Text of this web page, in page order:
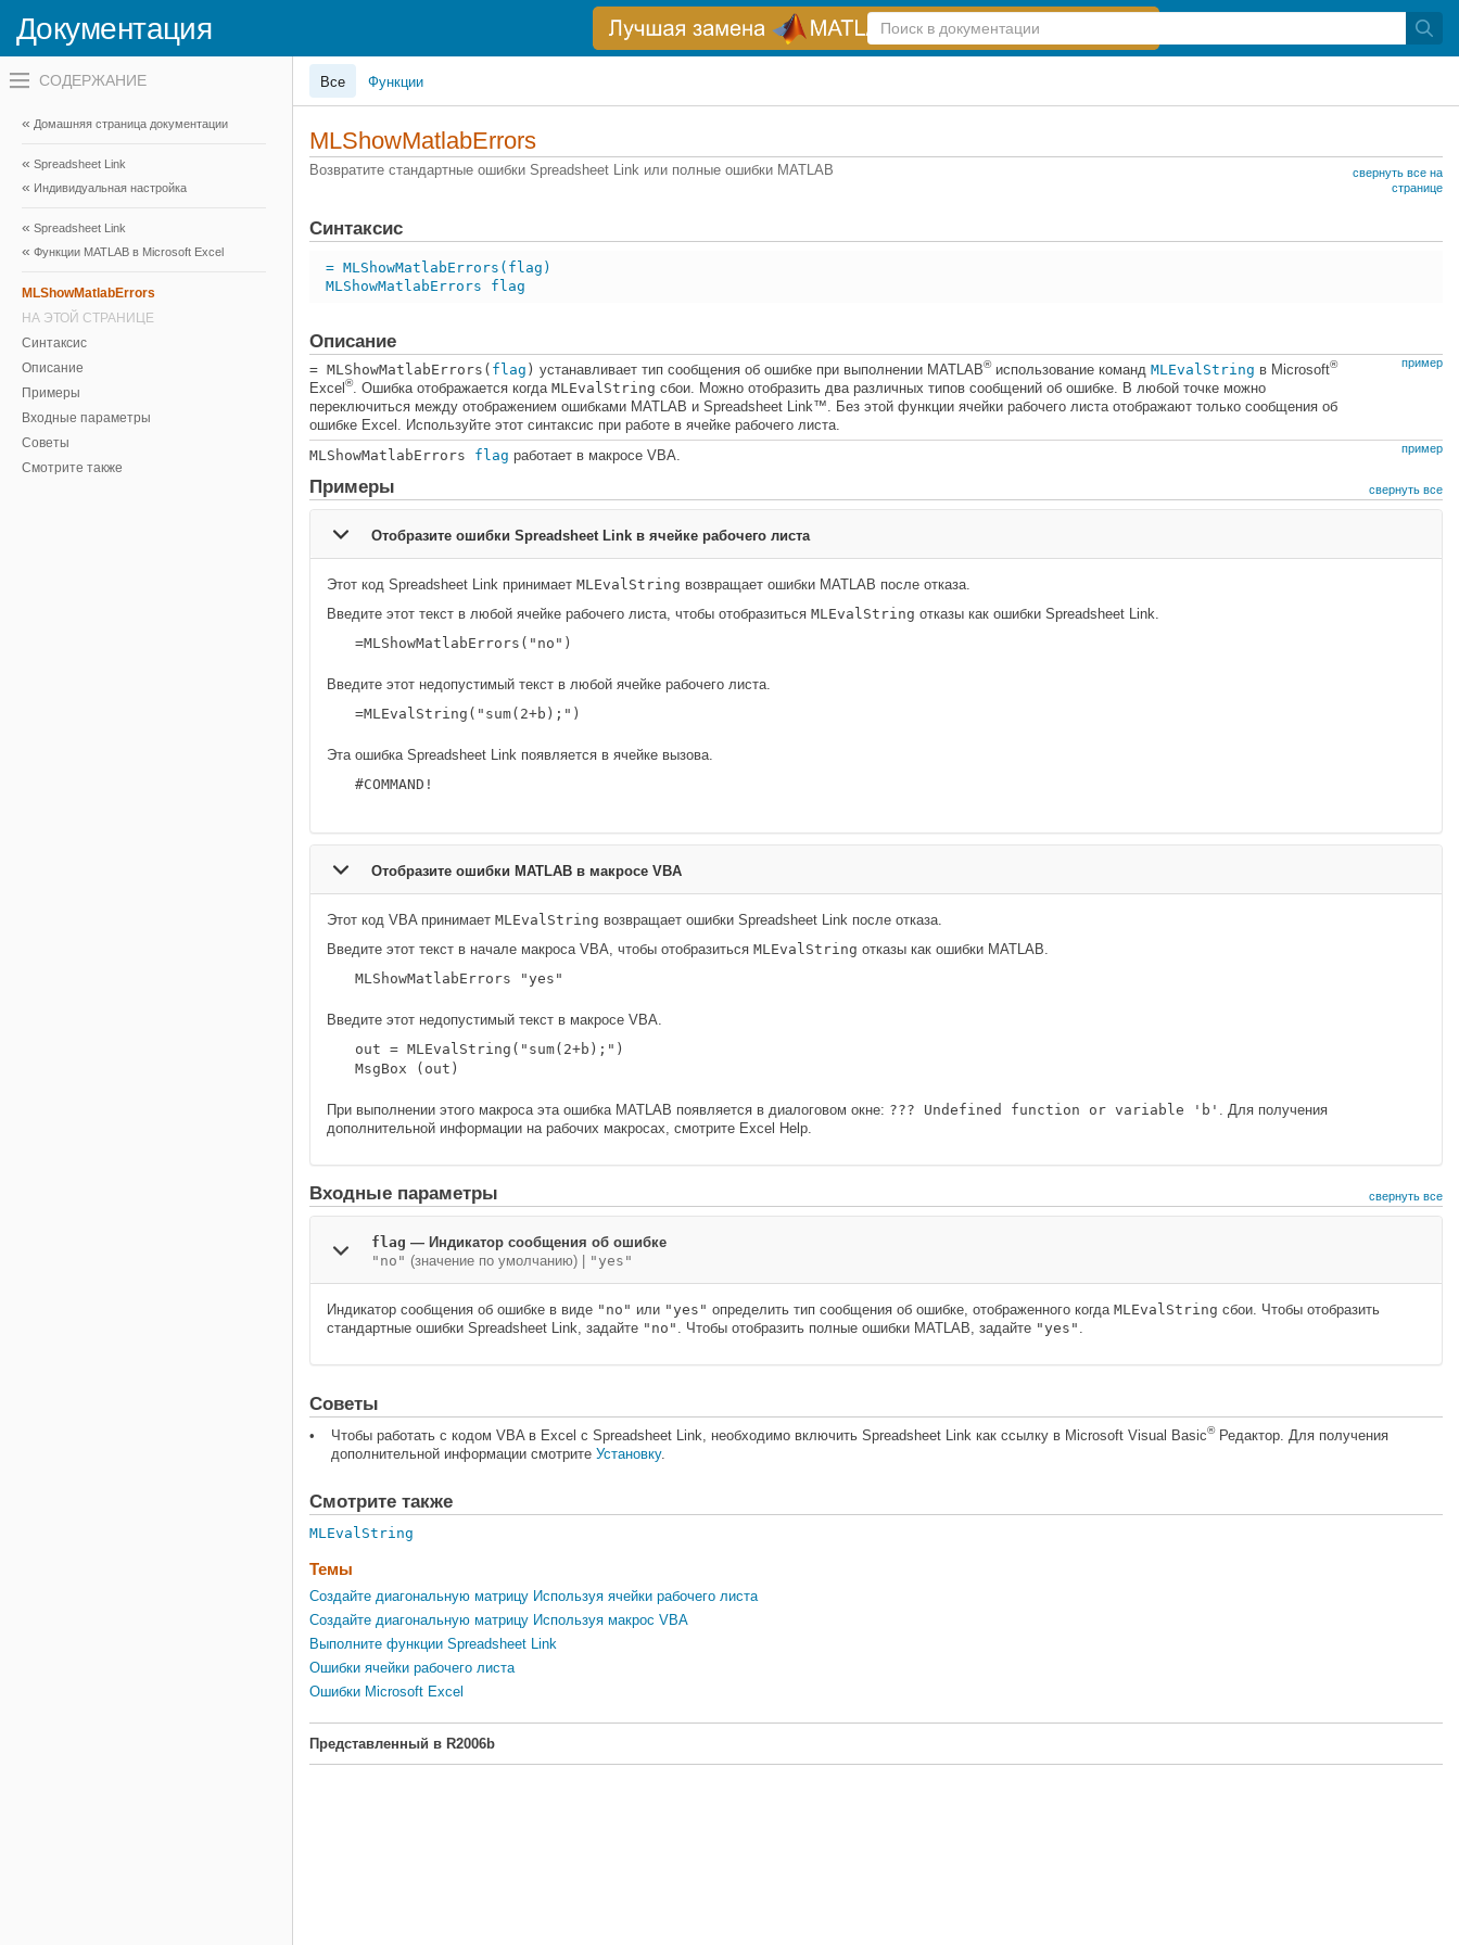
Документация
Справка
по
Переключатель
навигационного
вне
холста
навигационного
меню
Домашняя страница документации
Spreadsheet Link
Индивидуальная настройка
Spreadsheet Link
Функции MATLAB в Microsoft Excel
MLShowMatlabErrors
НА ЭТОЙ СТРАНИЦЕ
Синтаксис
Описание
Примеры
Входные параметры
Советы
Смотрите также
Все Функции
MLShowMatlabErrors
Возвратите стандартные ошибки Spreadsheet Link или полные ошибки MATLAB
свернуть все на
странице
Синтаксис
= MLShowMatlabErrors(flag)
MLShowMatlabErrors flag
Описание
пример
= MLShowMatlabErrors( flag ) устанавливает тип сообщения об ошибке при выполнении MATLAB®использование команд MLEvalString в Microsoft®
Excel ®. Ошибка отображается когда MLEvalString сбои. Можно отобразить два различных типов сообщений об ошибке. В любой точке можно
переключиться между отображением ошибками MATLAB и Spreadsheet Link™. Без этой функции ячейки рабочего листа отображают только сообщения об
ошибке Excel. Используйте этот синтаксис при работе в ячейке рабочего листа.
пример
MLShowMatlabErrors flag работает в макросе VBA.
Примеры свернуть все
Отобразите ошибки Spreadsheet Link в ячейке рабочего листа
Этот код Spreadsheet Link принимает MLEvalString возвращает ошибки MATLAB после отказа.
Введите этот текст в любой ячейке рабочего листа, чтобы отобразиться MLEvalString отказы как ошибки Spreadsheet Link.
=MLShowMatlabErrors("no")
Введите этот недопустимый текст в любой ячейке рабочего листа.
=MLEvalString("sum(2+b);")
Эта ошибка Spreadsheet Link появляется в ячейке вызова.
#COMMAND!
Отобразите ошибки MATLAB в макросе VBA
Этот код VBA принимает MLEvalString возвращает ошибки Spreadsheet Link после отказа.
Введите этот текст в начале макроса VBA, чтобы отобразиться MLEvalString отказы как ошибки MATLAB.
MLShowMatlabErrors "yes"
Введите этот недопустимый текст в макросе VBA.
out = MLEvalString("sum(2+b);")
MsgBox (out)
При выполнении этого макроса эта ошибка MATLAB появляется в диалоговом окне: ??? Undefined function or variable 'b' . Для получения
дополнительной информации на рабочих макросах, смотрите Excel Help.
Входные параметры свернуть все
flag — Индикатор сообщения об ошибке
"no" (значение по умолчанию) | "yes"
Индикатор сообщения об ошибке в виде "no" или "yes" определить тип сообщения об ошибке, отображенного когда MLEvalString сбои. Чтобы отобразить
стандартные ошибки Spreadsheet Link, задайте "no" . Чтобы отобразить полные ошибки MATLAB, задайте "yes" .
Советы
Чтобы работать с кодом VBA в Excel с Spreadsheet Link, необходимо включить Spreadsheet Link как ссылку в Microsoft Visual Basic®Редактор. Для получения
дополнительной информации смотрите Установку.
Смотрите также
MLEvalString
Темы
Создайте диагональную матрицу Используя ячейки рабочего листа
Создайте диагональную матрицу Используя макрос VBA
Выполните функции Spreadsheet Link
Ошибки ячейки рабочего листа
Ошибки Microsoft Excel
Представленный в R2006b